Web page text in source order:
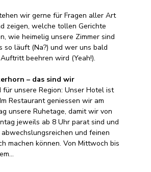
wir gerne für Fragen aller Art
zeigen, welche tollen Gerichte
wie heimelig unsere Zimmer sind
so läuft (Na?) und wer uns bald
beehren wird (Yeah!).
– das sind wir
für unsere Region: Unser Hotel ist
Restaurant geniessen wir am
unsere Ruhetage, damit wir von
jeweils ab 8 Uhr parat sind und
und feinen
machen können. Von Mittwoch bis